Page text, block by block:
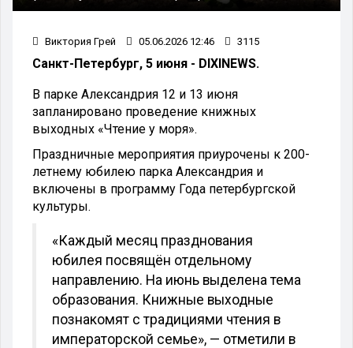
Виктория Грей 05.06.2026 12:46 3115
Санкт-Петербург, 5 июня - DIXINEWS.
В парке Александрия 12 и 13 июня
запланировано проведение книжных
выходных «Чтение у моря».
Праздничные мероприятия приурочены к 200-
летнему юбилею парка Александрия и
включены в программу Года петербургской
культуры.
«Каждый месяц празднования
юбилея посвящён отдельному
направлению. На июнь выделена тема
образования. Книжные выходные
познакомят с традициями чтения в
императорской семье», — отметили в